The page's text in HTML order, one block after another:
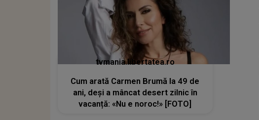
tvmania.libertatea.ro
Cum arată Carmen Brumă la 49 de
ani, deși a mâncat desert zilnic în
vacanță: «Nu e noroc!» [FOTO]